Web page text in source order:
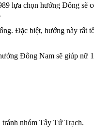
lựa chọn hướng Đông sẽ
Đặc biệt, hướng này rất
Đông Nam sẽ giúp nữ
nhóm Tây Tứ Trạch.